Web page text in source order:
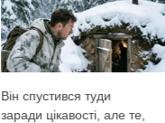
Він спустився туди
заради цікавості, але те,